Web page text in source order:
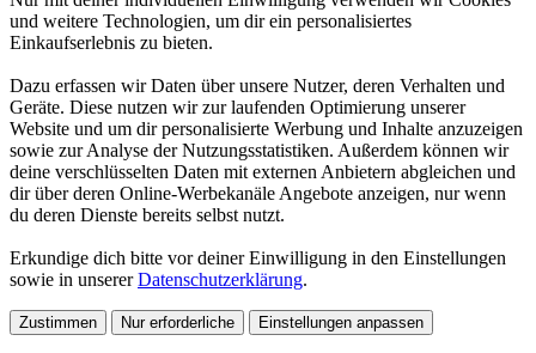
und weitere Technologien, um dir ein personalisiertes
Einkaufserlebnis zu bieten.
Dazu erfassen wir Daten über unsere Nutzer, deren Verhalten und
Geräte. Diese nutzen wir zur laufenden Optimierung unserer
Website und um dir personalisierte Werbung und Inhalte anzuzeigen
sowie zur Analyse der Nutzungsstatistiken. Außerdem können wir
deine verschlüsselten Daten mit externen Anbietern abgleichen und
dir über deren Online-Werbekanäle Angebote anzeigen, nur wenn
du deren Dienste bereits selbst nutzt.
Erkundige dich bitte vor deiner Einwilligung in den Einstellungen
sowie in unsererDatenschutzerklärung.
Zustimmen Nur erforderliche Einstellungen anpassen